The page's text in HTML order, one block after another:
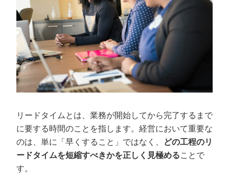
顧客満足度向上によって売上が上がる
営業リードタイムが長引いてしまう3つの
ボトルネック
「検討します」と言われた後の放置
商談までの日程調整のラグ
確度の低い客への無駄なアプローチ
リードタイムの計算方法
フォワード法
バックワード法
リードタイムとは、業務が開始してから完了するまで
に要する時間のことを指します。経営において重要な
のは、単に「早くすること」ではなく、
どの工程のリ
ードタイムを短縮すべきかを正しく見極めることで
す。